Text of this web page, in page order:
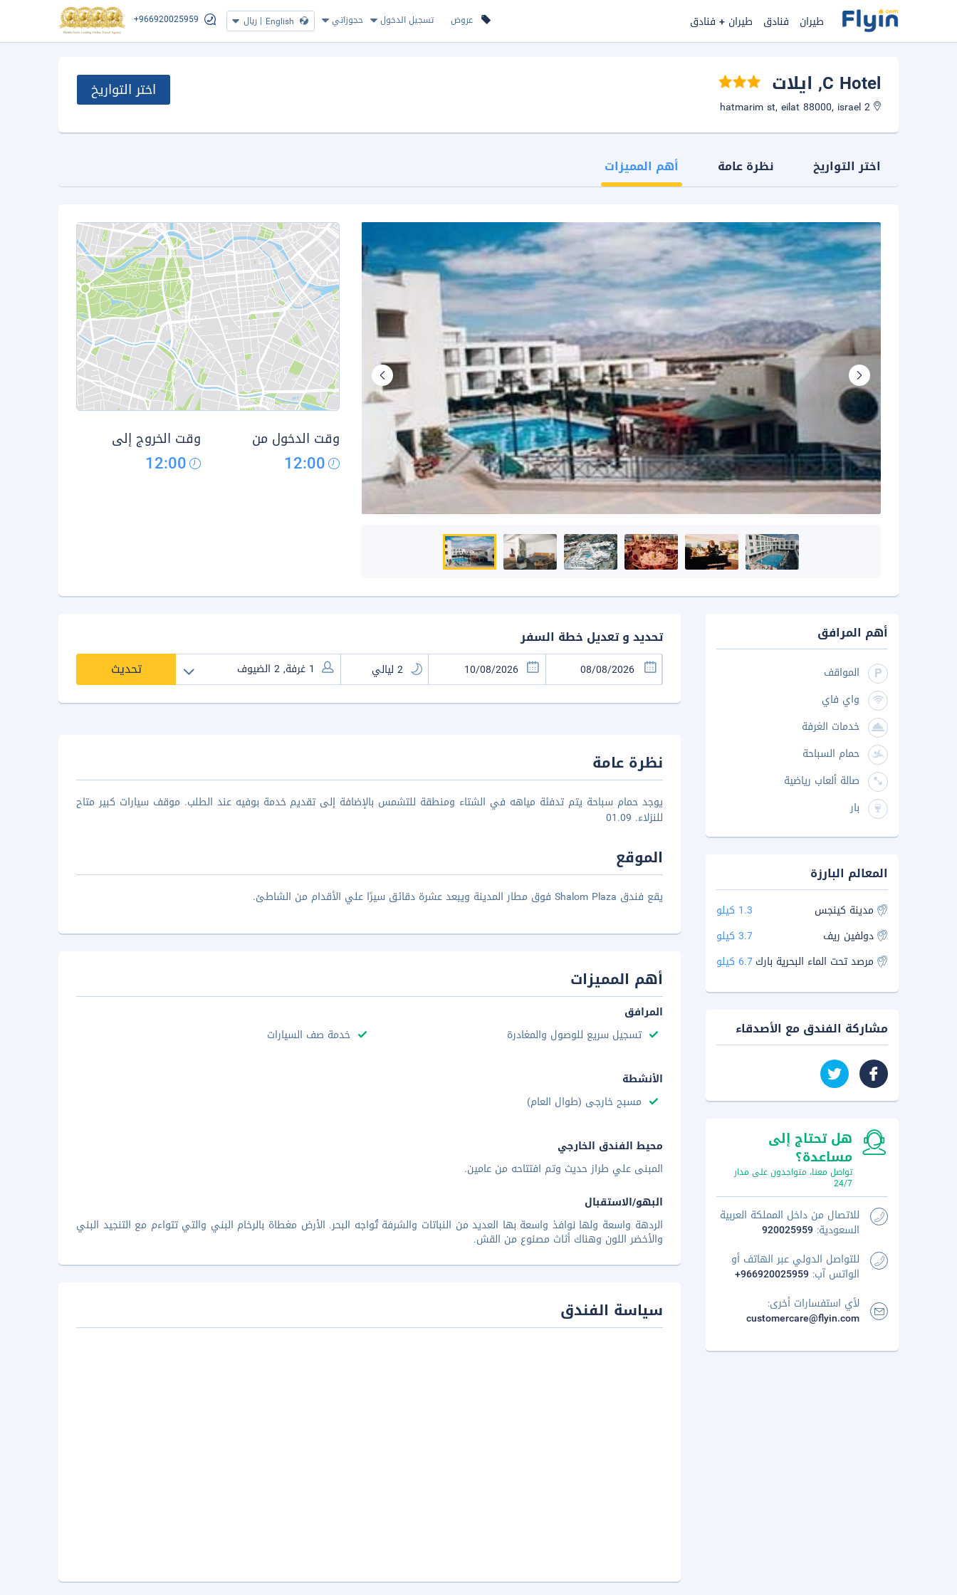
عروض تسجيل الدخول حجوزاتي English
| ريال +966920025959 طيران فنادق طيران + فنادق
C Hotel, ايلات اختر التواريخ
اختر التواريخ نظرة عامة أهم المميزات
وقت الدخول من
12:00
وقت الخروج إلى
12:00
تحديد و تعديل خطة السفر
تحديث
نظرة عامة
يوجد حمام سباحة يتم تدفئة مياهه في الشتاء ومنطقة للتشمس بالإضافة إلى تقديم خدمة بوفيه عند الطلب. موقف سيارات كبير متاح
للنزلاء. 01.09
الموقع
يقع فندق Shalom Plaza فوق مطار المدينة ويبعد عشرة دقائق سيرًا علي الأقدام من الشاطئ.
أهم المميزات
المرافق
تسجيل سريع للوصول والمغادرة
خدمة صف السيارات
الأنشطة
مسبح خارجى (طوال العام)
محيط الفندق الخارجي
المبنى علي طراز حديث وتم افتتاحه من عامين.
البهو/الاستقبال
الردهة واسعة ولها نوافذ واسعة بها العديد من النباتات والشرفة تُواجه البحر. الأرض مغطاة بالرخام البني والتي تتواءم مع التنجيد البني
والأخضر اللون وهناك أثاث مصنوع من القش.
سياسة الفندق
أهم المرافق
المواقف
واي فاي
خدمات الغرفة
حمام السباحة
صالة ألعاب رياضية
بار
المعالم البارزة
مدينة كينجس
1.3 كيلو
دولفين ريف
3.7 كيلو
مرصد تحت الماء البحرية بارك6.7 كيلو
مشاركة الفندق مع الأصدقاء
هل تحتاج إلى
مساعدة؟
تواصل معنا، متواجدون على مدار
24/7
للاتصال من داخل المملكة العربية
السعودية: 920025959
للتواصل الدولي عبر الهاتف أو
الواتس آب: +966920025959
لأي استفسارات أخرى:
customercare@flyin.com